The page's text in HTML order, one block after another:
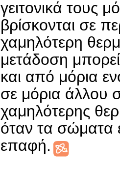
γειτονικά τους
βρίσκονται σε
χαμηλότερη
μετάδοση μπορεί
και από μόρια
σε μόρια άλλου
χαμηλότερης
όταν τα σώματα
επαφή.